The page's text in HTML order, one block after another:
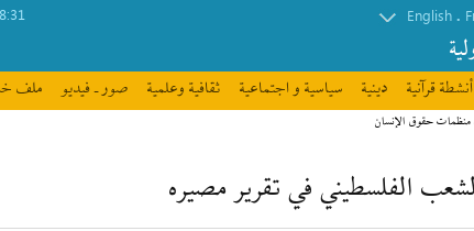
.
English
أنشطة قرآنیة دينية سیاسیة و اجتماعیة ثقافیة وعلمیة صور ـ فيديو ملف
منظمات حقوق الإنسان
الفلسطيني في تقرير مصيره